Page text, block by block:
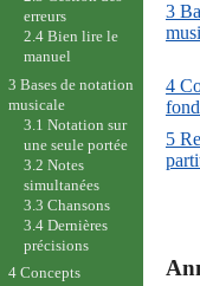
3
4
5
erreurs
2.4 Bien lire le
manuel
3 Bases de notation
musicale
3.1 Notation sur
une seule portée
3.2 Notes
simultanées
3.3 Chansons
3.4 Dernières
précisions
4 Concepts